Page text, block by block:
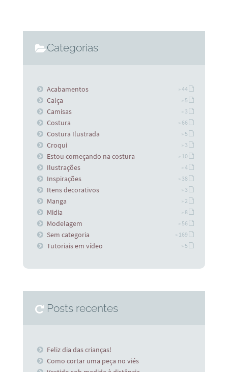
Categorias
Acabamentos » 44
Calça » 5
Camisas » 3
Costura » 66
Costura Ilustrada » 5
Croqui » 3
Estou começando na costura » 10
Ilustrações » 4
Inspirações » 38
Itens decorativos » 3
Manga » 2
Midia » 8
Modelagem » 56
Sem categoria » 169
Tutoriais em vídeo » 5
Posts recentes
Feliz dia das crianças!
Como cortar uma peça no viés